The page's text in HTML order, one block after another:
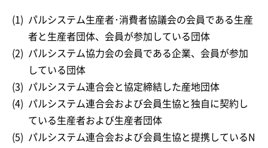
(1)
パルシステム生産者･消費者協議会の会員である生産
者と生産者団体、会員が参加している団体
(2)
パルシステム協力会の会員である企業、会員が参加
している団体
(3)
パルシステム連合会と協定締結した産地団体
(4)
パルシステム連合会および会員生協と独自に契約し
ている生産者および生産者団体
(5)
パルシステム連合会および会員生協と提携しているN